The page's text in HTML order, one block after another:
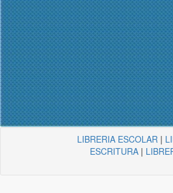
LIBRERIA ESCOLAR |
ESCRITURA|